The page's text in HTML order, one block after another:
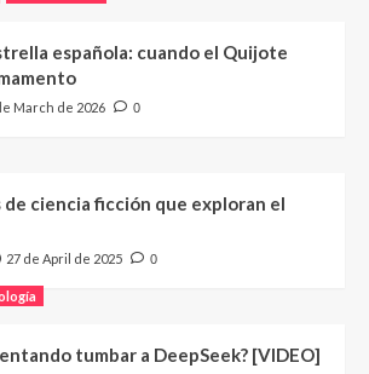
española: cuando el Quijote
March de 2026 0
de ciencia ficción que exploran el
27 de April de 2025 0
tumbar a DeepSeek? [VIDEO]